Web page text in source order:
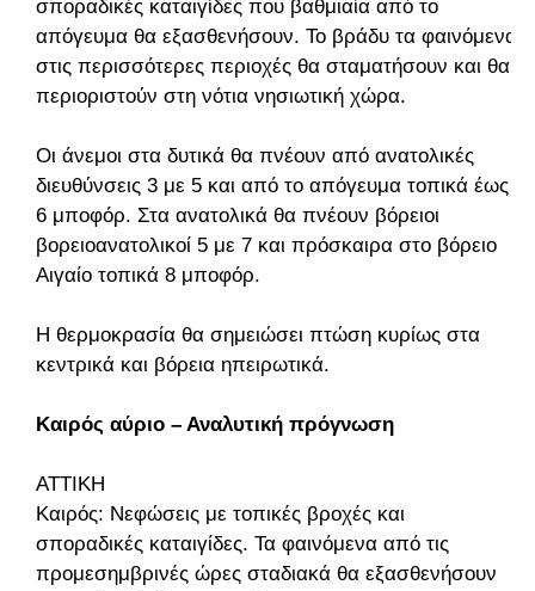
σποραδικές καταιγίδες που βαθμιαία από το
απόγευμα θα εξασθενήσουν. Το βράδυ τα φαινόμενα
στις περισσότερες περιοχές θα σταματήσουν και θα
περιοριστούν στη νότια νησιωτική χώρα.
Οι άνεμοι στα δυτικά θα πνέουν από ανατολικές
διευθύνσεις 3 με 5 και από το απόγευμα τοπικά έως
6 μποφόρ. Στα ανατολικά θα πνέουν βόρειοι
βορειοανατολικοί 5 με 7 και πρόσκαιρα στο βόρειο
Αιγαίο τοπικά 8 μποφόρ.
Η θερμοκρασία θα σημειώσει πτώση κυρίως στα
κεντρικά και βόρεια ηπειρωτικά.
Καιρός αύριο – Αναλυτική πρόγνωση
ΑΤΤΙΚΗ
Καιρός: Νεφώσεις με τοπικές βροχές και
σποραδικές καταιγίδες. Τα φαινόμενα από τις
προμεσημβρινές ώρες σταδιακά θα εξασθενήσουν